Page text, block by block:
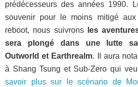
prédécesseurs des années 1990.
souvenir pour le moins mitigé
reboot, nous suivronsles
sera plongé dans une lutte
Outworld et Earthrealm. Il aura
à Shang Tsung et Sub-Zero qui
savoir plus sur le scénario de